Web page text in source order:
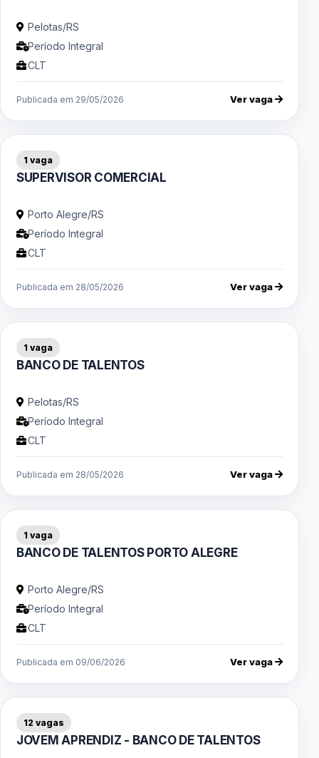
Pelotas/RS
Período Integral
CLT
Publicada em 29/05/2026 Ver vaga
1 vaga
SUPERVISOR COMERCIAL
Porto Alegre/RS
Período Integral
CLT
Publicada em 28/05/2026 Ver vaga
1 vaga
BANCO DE TALENTOS
Pelotas/RS
Período Integral
CLT
Publicada em 28/05/2026 Ver vaga
1 vaga
BANCO DE TALENTOS PORTO ALEGRE
Porto Alegre/RS
Período Integral
CLT
Publicada em 09/06/2026 Ver vaga
12 vagas
JOVEM APRENDIZ - BANCO DE TALENTOS